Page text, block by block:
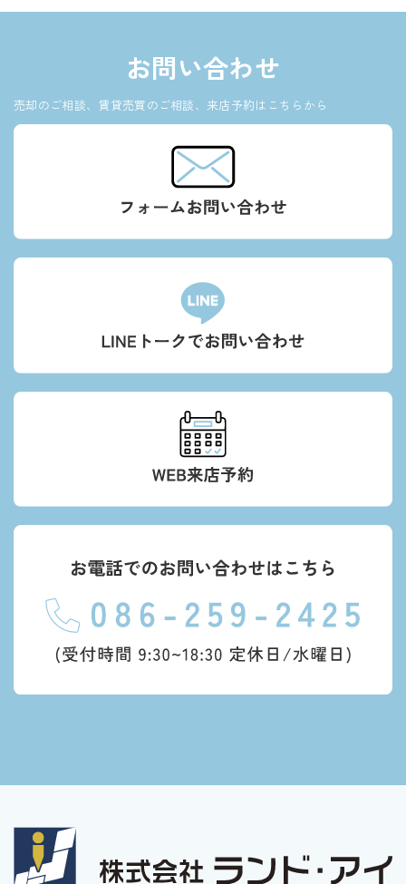
お問い合わせ
売却のご相談、賃貸売買のご相談、来店予約はこちらから